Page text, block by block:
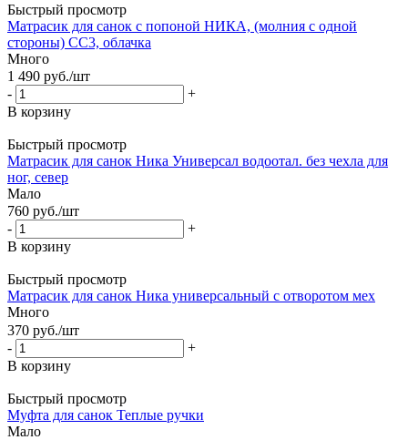
Быстрый просмотр
Матрасик для санок с попоной НИКА, (молния с одной
стороны) СС3, облачка
Много
1 490 руб./шт
-
+
В корзину
Быстрый просмотр
Матрасик для санок Ника Универсал водоотал. без чехла для
ног, север
Мало
760 руб./шт
-
+
В корзину
Быстрый просмотр
Матрасик для санок Ника универсальный с отворотом мех
Много
370 руб./шт
-
+
В корзину
Быстрый просмотр
Муфта для санок Теплые ручки
Мало